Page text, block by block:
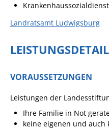
Landratsamt Ludwigsburg
VORAUSSETZUNGEN
Leistungen der
Ihre Familie in Not
keine eigenen und auch